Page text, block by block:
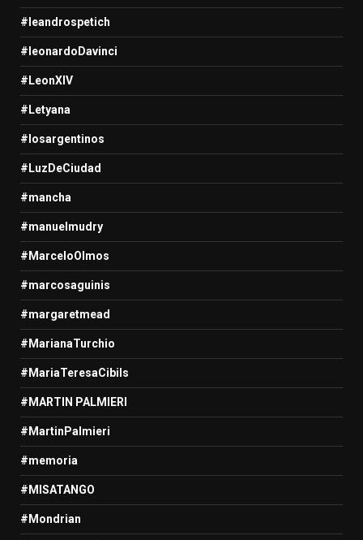
#leandrospetich
#leonardoDavinci
#LeonXIV
#Letyana
#losargentinos
#LuzDeCiudad
#mancha
#manuelmudry
#MarceloOlmos
#marcosaguinis
#margaretmead
#MarianaTurchio
#MariaTeresaCibils
#MARTIN PALMIERI
#MartinPalmieri
#memoria
#MISATANGO
#Mondrian